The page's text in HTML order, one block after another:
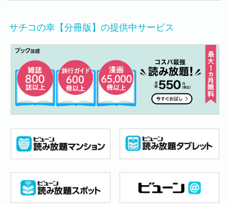
サチコの幸【分冊版】の提供中サービス